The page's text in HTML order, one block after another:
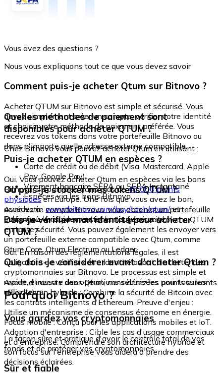
Vous avez des questions ?
Nous vous expliquons tout ce que vous devez savoir
Comment puis-je acheter Qtum sur Bitnovo ?
Acheter QTUM sur Bitnovo est simple et sécurisé. Vous
devez simplement créer un compte, vérifier votre identité
et choisir votre méthode de paiement préférée. Vous
recevrez vos tokens dans votre portefeuille Bitnovo ou
dans n'importe quelle adresse externe compatible.
Quelles méthodes de paiement sont
disponibles pour acheter QTUM ?
Chez Bitnovo vous pouvez acheter Qtum en utilisant :
Carte de crédit ou de débit (Visa, Mastercard, Apple
Pay, Google Pay)
Virement bancaire SEPA ou SEPA Instantané
Espèces via les bons Bitnovo
Puis-je acheter QTUM en espèces ?
Oui. Vous pouvez acheter Qtum en espèces via les bons
Bitnovo, disponibles dans plus de40 000 points
physiquesen Europe. Une fois que vous avez le bon,
accédez à : www.bitnovo.com/buy/cash/qtum/et
échangez-le rapidement et en toute sécurité.
Où puis-je stocker mes tokens QTUM ?
Avec votre compte Bitnovo, vous obtenez un portefeuille
intégré où vous pouvez stocker et gérer vos tokens QTUM
en toute sécurité. Vous pouvez également les envoyer vers
un portefeuille externe compatible avec Qtum, comme
Qtum Core, Qtum Electrum ou Ledger.
Dois-je vérifier mon identité pour acheter
QTUM ?
Oui. En raison des réglementations légales, il est
obligatoire de vérifier votre identité avant d'acheter des
cryptomonnaies sur Bitnovo. Le processus est simple et
rapide, et assure des opérations sécurisées pour tous les
utilisateurs.
Que dois-je considérer avant d'acheter Qtum ?
Avant d'investir dans Qtum, considérez les points suivants
: Blockchain hybride : Combine la sécurité de Bitcoin avec
les contrats intelligents d'Ethereum. Preuve d'enjeu :
Utilise un mécanisme de consensus économe en énergie.
Focus mobile : Conçu pour les applications mobiles et IoT.
Adoption d'entreprise : Cible les cas d'usage commerciaux
et d'entreprise. Comprendre son architecture hybride et
son focus sur l'entreprise vous aidera à prendre des
décisions éclairées.
Pourquoi Bitnovo ?
Vous gardez vos cryptomonnaies
La façon sûre et pratique d'avoir le contrôle total de vos
fonds et de protéger vos cryptomonnaies.
Sûr et fiable